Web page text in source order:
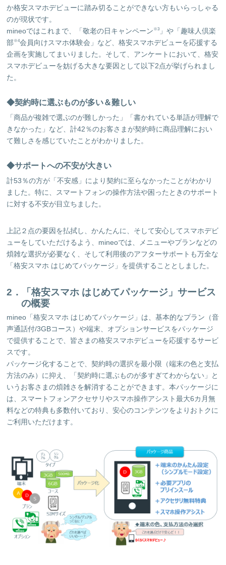
か格安スマホデビューに踏み切ることができない方もいらっしゃる
のが現状です。
mineoではこれまで、「敬老の日キャンペーン ※3 」や「趣味人倶楽
部 ※4会員向けスマホ体験会」など、格安スマホデビューを応援する
企画を実施してまいりました。そして、アンケートにおいて、格安
スマホデビューを妨げる大きな要因として以下2点が挙げられまし
た。
◆契約時に選ぶものが多い＆難しい
「商品が複雑で選ぶのが難しかった」「書かれている単語が理解で
きなかった」など、計42％のお客さまが契約時に商品理解におい
て難しさを感じていたことがわかりました。
◆サポートへの不安が大きい
計53％の方が「不安感」により契約に至らなかったことがわかり
ました。特に、スマートフォンの操作方法や困ったときのサポート
に対する不安が目立ちました。
上記２点の要因を払拭し、かんたんに、そして安心してスマホデビ
ューをしていただけるよう、mineoでは、メニューやプランなどの
煩雑な選択が必要なく、そして利用後のアフターサポートも万全な
「格安スマホ はじめてパッケージ」を提供することとしました。
2．「格安スマホ はじめてパッケージ」サービス
の概要
mineo「格安スマホ はじめてパッケージ」は、基本的なプラン（音
声通話付/3GBコース）や端末、オプションサービスをパッケージ
で提供することで、皆さまの格安スマホデビューを応援するサービ
スです。
パッケージ化することで、契約時の選択を最小限（端末の色と支払
方法のみ）に抑え、「契約時に選ぶものが多すぎてわからない」と
いうお客さまの煩雑さを解消することができます。本パッケージに
は、スマートフォンアクセサリやスマホ操作アシスト最大6カ月無
料などの特典も多数付いており、安心のコンテンツをよりおトクに
ご利用いただけます。